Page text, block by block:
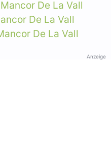
De La Vall
De La Vall
De La Vall
Anzeige